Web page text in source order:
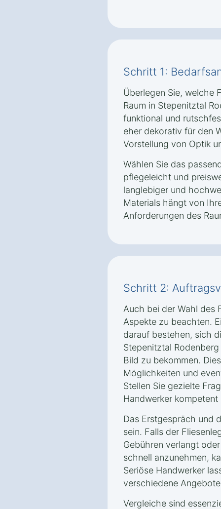
Schritt 1:
Überlegen Sie, welche
Raum in Stepenitztal
funktional und
eher dekorativ für den
Vorstellung von Optik
Wählen Sie das
pflegeleicht und
langlebiger und
Materials hängt von
Anforderungen des
Schritt 2:
Auch bei der Wahl des
Aspekte zu beachten.
darauf bestehen, sich
Stepenitztal
Bild zu bekommen.
Möglichkeiten und
Stellen Sie gezielte
Handwerker
Das Erstgespräch und
sein. Falls der
Gebühren verlangt
schnell anzunehmen,
Seriöse Handwerker
verschiedene
Vergleiche sind